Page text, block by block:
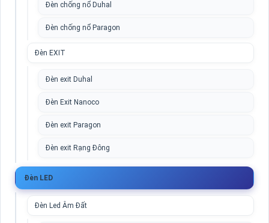
Đèn chống nổ Duhal
Đèn chống nổ Paragon
Đèn EXIT
Đèn exit Duhal
Đèn Exit Nanoco
Đèn exit Paragon
Đèn exit Rạng Đông
Đèn LED
Đèn Led Âm Đất